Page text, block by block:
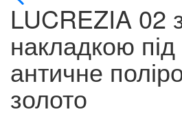
LUCREZIA 02
накладкою
античне
золото